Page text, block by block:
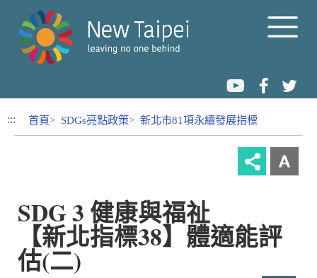
跳到內容區塊
::: 首頁 SDGs亮點政策 新北市81項永續發展指標
SDG 3 健康與福祉
【新北指標38】體適能評
估(二)